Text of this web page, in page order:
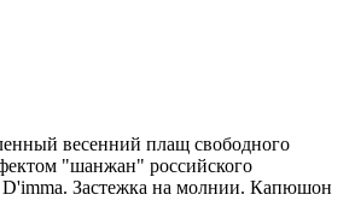
весенний плащ свободного
"шанжан" российского
D'imma. Застежка на молнии. Капюшон